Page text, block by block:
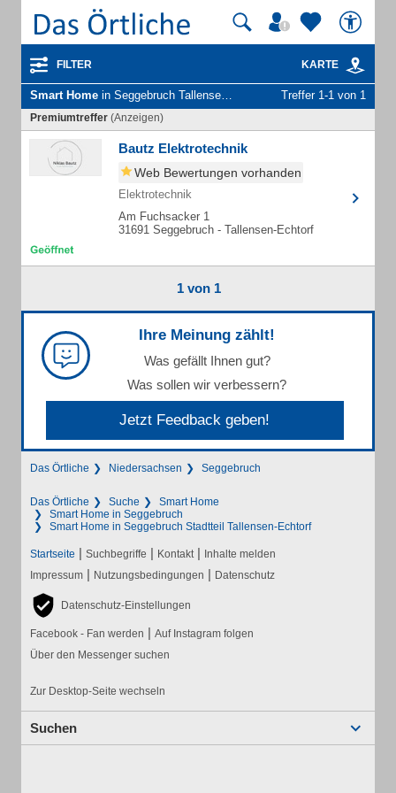
FILTER KARTE
Smart Home in Seggebruch Tallensen-Echtorf Treffer 1-1 von 1
Premiumtreffer (Anzeigen)
Bautz Elektrotechnik
Web Bewertungen vorhanden
Elektrotechnik
Am Fuchsacker 1
31691 Seggebruch - Tallensen-Echtorf
1 von 1
Ihre Meinung zählt!
Was gefällt Ihnen gut?
Was sollen wir verbessern?
Jetzt Feedback geben!
Das Örtliche Niedersachsen Seggebruch
Das Örtliche Suche
Smart Home
Smart Home in Seggebruch
Smart Home in Seggebruch Stadtteil Tallensen-Echtorf
Startseite | Suchbegriffe | Kontakt | Inhalte melden
Impressum | Nutzungsbedingungen | Datenschutz
Datenschutz-Einstellungen
Facebook - Fan werden | Auf Instagram folgen
Über den Messenger suchen
Zur Desktop-Seite wechseln
Suchen